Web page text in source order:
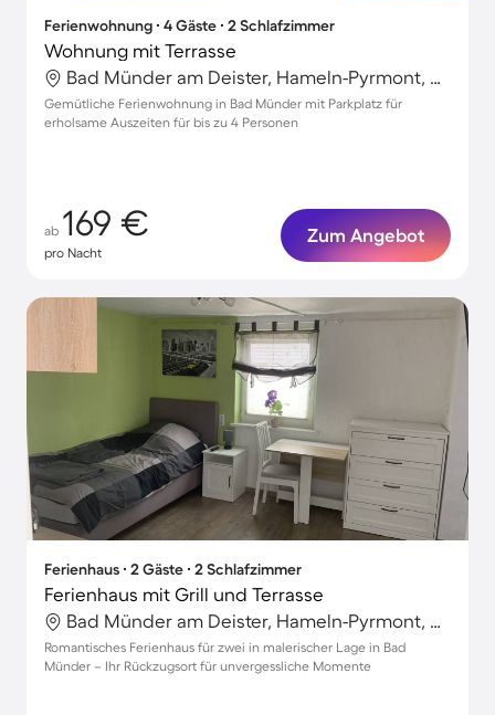
Ferienwohnung ∙ 4 Gäste ∙ 2 Schlafzimmer
Wohnung mit Terrasse
Bad Münder am Deister, Hameln-Pyrmont, Deutschland
Gemütliche Ferienwohnung in Bad Münder mit Parkplatz für
erholsame Auszeiten für bis zu 4 Personen
ab 169 €
pro Nacht
Zum Angebot
Ferienhaus ∙ 2 Gäste ∙ 2 Schlafzimmer
Ferienhaus mit Grill und Terrasse
Bad Münder am Deister, Hameln-Pyrmont, Deutschland
Romantisches Ferienhaus für zwei in malerischer Lage in Bad
Münder – Ihr Rückzugsort für unvergessliche Momente